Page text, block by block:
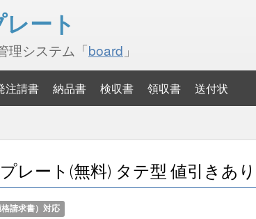
ート
理システム「board 」
注請書 納品書 検収書 領収書 送付状
レート(無料) タテ型 値引きあ
請求書）対応